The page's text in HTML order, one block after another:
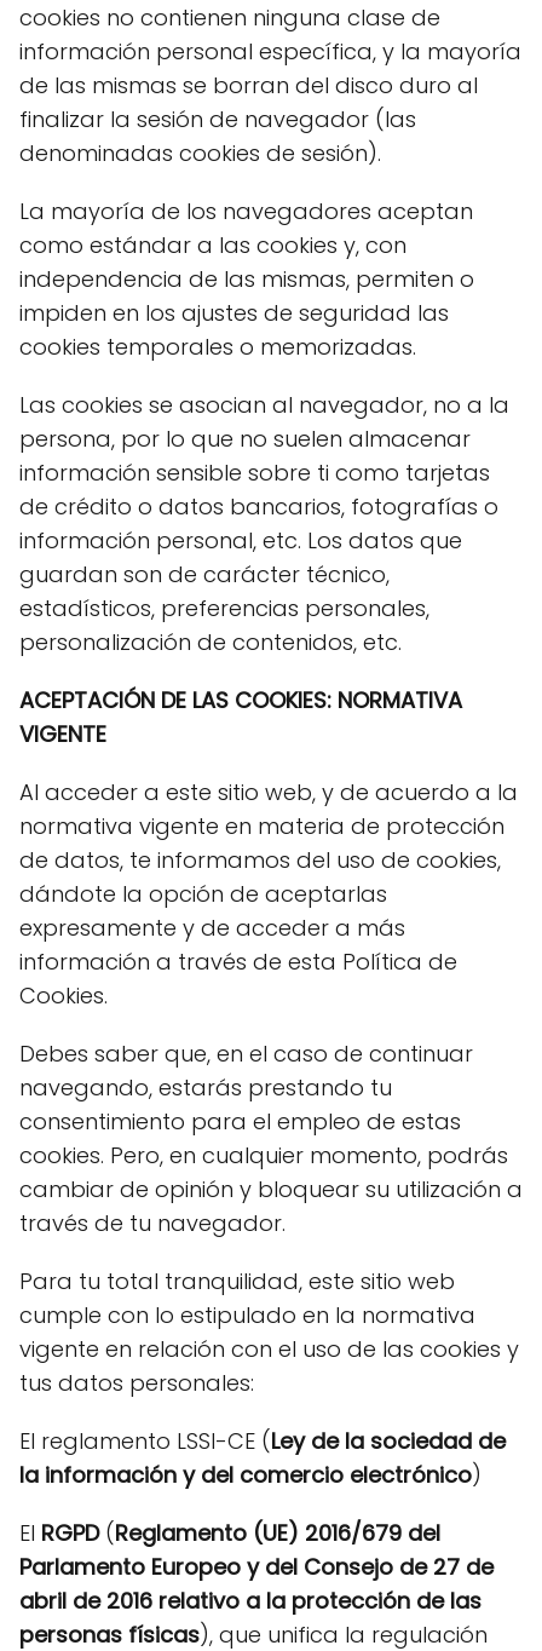
cookies no contienen ninguna clase de
información personal específica, y la mayoría
de las mismas se borran del disco duro al
finalizar la sesión de navegador (las
denominadas cookies de sesión).
La mayoría de los navegadores aceptan
como estándar a las cookies y, con
independencia de las mismas, permiten o
impiden en los ajustes de seguridad las
cookies temporales o memorizadas.
Las cookies se asocian al navegador, no a la
persona, por lo que no suelen almacenar
información sensible sobre ti como tarjetas
de crédito o datos bancarios, fotografías o
información personal, etc. Los datos que
guardan son de carácter técnico,
estadísticos, preferencias personales,
personalización de contenidos, etc.
ACEPTACIÓN DE LAS COOKIES: NORMATIVA
VIGENTE
Al acceder a este sitio web, y de acuerdo a la
normativa vigente en materia de protección
de datos, te informamos del uso de cookies,
dándote la opción de aceptarlas
expresamente y de acceder a más
información a través de esta Política de
Cookies.
Debes saber que, en el caso de continuar
navegando, estarás prestando tu
consentimiento para el empleo de estas
cookies. Pero, en cualquier momento, podrás
cambiar de opinión y bloquear su utilización a
través de tu navegador.
Para tu total tranquilidad, este sitio web
cumple con lo estipulado en la normativa
vigente en relación con el uso de las cookies y
tus datos personales:
El reglamento LSSI-CE (Ley de la sociedad de
la información y del comercio electrónico)
El RGPD (Reglamento (UE) 2016/679 del
Parlamento Europeo y del Consejo de 27 de
abril de 2016 relativo a la protección de las
personas físicas), que unifica la regulación